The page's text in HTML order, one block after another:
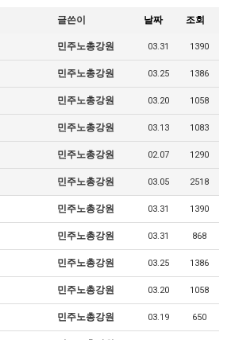
글쓴이 날짜 조회
민주노총강원 03.31 1390
민주노총강원 03.25 1386
민주노총강원 03.20 1058
민주노총강원 03.13 1083
민주노총강원 02.07 1290
민주노총강원 03.05 2518
민주노총강원 03.31 1390
민주노총강원 03.31 868
민주노총강원 03.25 1386
민주노총강원 03.20 1058
민주노총강원 03.19 650